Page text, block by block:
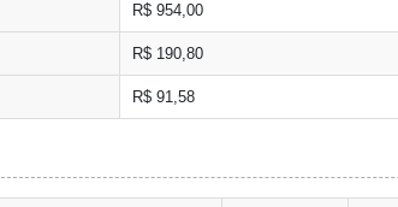
R$ 954,00
R$ 190,80
R$ 91,58